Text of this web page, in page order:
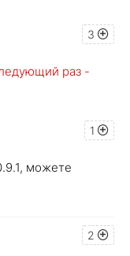
3
раз -
1
можете
2